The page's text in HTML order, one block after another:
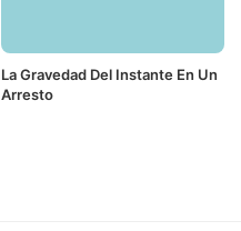
La Gravedad Del Instante En Un
Arresto